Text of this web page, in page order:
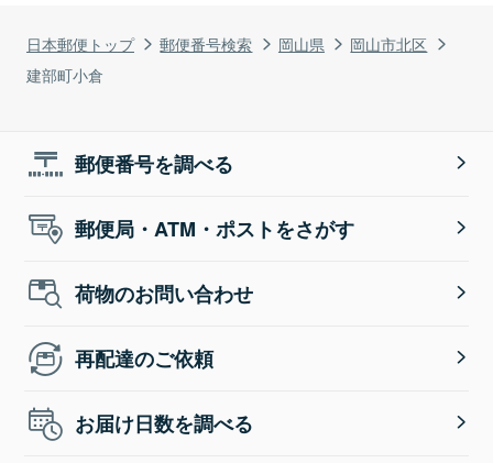
日本郵便トップ 郵便番号検索 岡山県
岡山市北区
建部町小倉
郵便番号を調べる
郵便局・ATM・ポストをさがす
荷物のお問い合わせ
再配達のご依頼
お届け日数を調べる